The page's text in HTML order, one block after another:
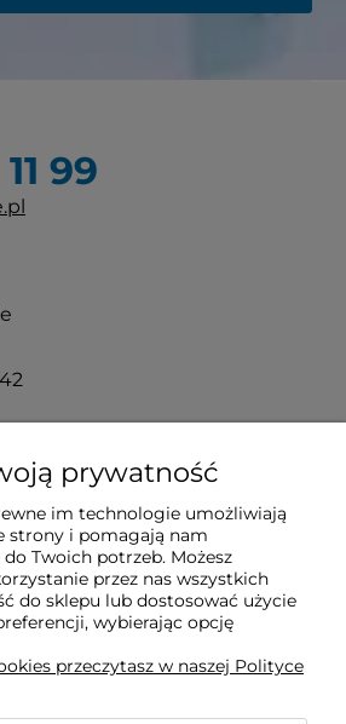
99
prywatność
im technologie umożliwiają
strony i pomagają nam
Twoich potrzeb. Możesz
przez nas wszystkich
do sklepu lub dostosować użycie
wybierając opcję
przeczytasz w naszej Polityce